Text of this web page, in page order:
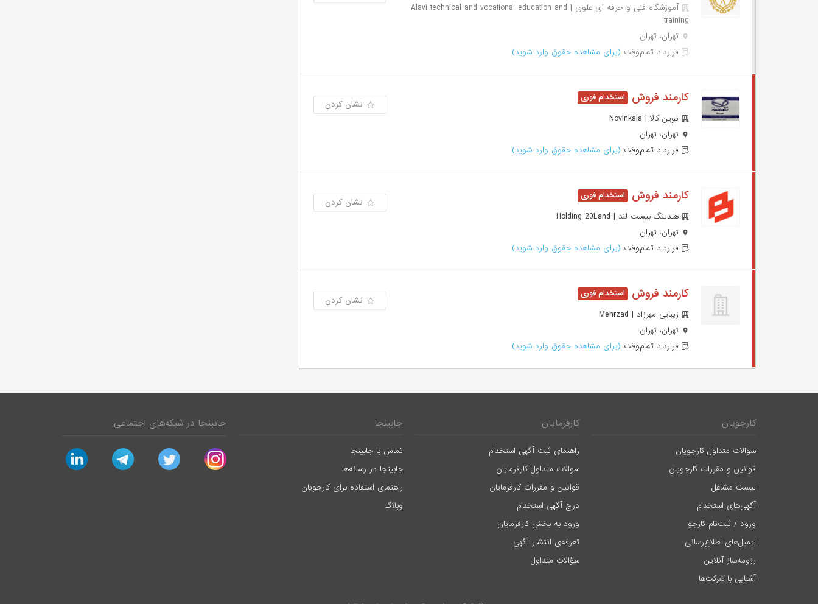
آموزشگاه فنی و حرفه ای علوی | Alavi technical and vocational education and
training
تهران، تهران
قرارداد تمام‌وقت (برای مشاهده حقوق وارد شوید)
کارمند فروش
نوین کالا | Novinkala
تهران، تهران
قرارداد تمام‌وقت (برای مشاهده حقوق وارد شوید)
نشان کردن
کارمند فروش
هلدینگ بیست لند | Holding 20Land
تهران، تهران
قرارداد تمام‌وقت (برای مشاهده حقوق وارد شوید)
نشان کردن
کارمند فروش
زیبایی مهرزاد | Mehrzad
تهران، تهران
قرارداد تمام‌وقت (برای مشاهده حقوق وارد شوید)
نشان کردن
کارجویان
سوالات متداول کارجویان
قوانین و مقررات کارجویان
لیست مشاغل
آگهی‌های استخدام
ورود / ثبت‌نام کارجو
ایمیل‌های اطلاع‌رسانی
رزومه‌ساز آنلاین
آشنایی با شرکت‌ها
کارفرمایان
راهنمای ثبت آگهی استخدام
سوالات متداول کارفرمایان
قوانین و مقررات کارفرمایان
درج آگهی استخدام
ورود به بخش کارفرمایان
تعرفه‌ی انتشار آگهی
سؤالات متداول
جابینجا
تماس با جابینجا
جابینجا در رسانه‌ها
راهنمای استفاده برای کارجویان
وبلاگ
جابینجا در شبکه‌های اجتماعی
instagram
twitter
telegram
linkedin